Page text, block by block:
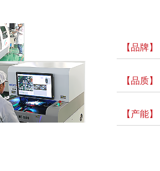
【品牌】
【品质】
【产能】